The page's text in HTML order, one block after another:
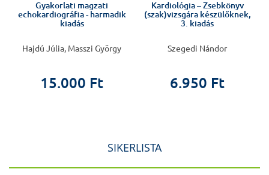
Gyakorlati magzati
echokardiográfia - harmadik
kiadás
Hajdú Júlia, Masszi György
15.000 Ft
Kardiológia – Zsebkönyv
(szak)vizsgára készülőknek,
3. kiadás
Szegedi Nándor
6.950 Ft
SIKERLISTA